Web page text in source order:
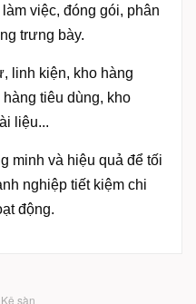
việc, đóng gói, phân
trưng bày.
linh kiện, kho hàng
tiêu dùng, kho
liệu...
minh và hiệu quả để tối
nghiệp tiết kiệm chi
động.
Kệ sàn